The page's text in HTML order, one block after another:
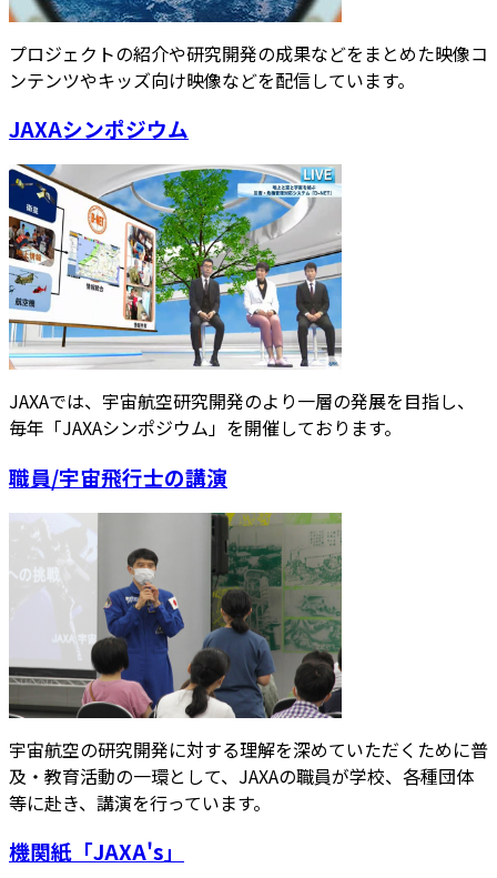
プロジェクトの紹介や研究開発の成果などをまとめた映像コ
ンテンツやキッズ向け映像などを配信しています。
JAXAシンポジウム
JAXAでは、宇宙航空研究開発のより一層の発展を目指し、
毎年「JAXAシンポジウム」を開催しております。
職員/宇宙飛行士の講演
宇宙航空の研究開発に対する理解を深めていただくために普
及・教育活動の一環として、JAXAの職員が学校、各種団体
等に赴き、講演を行っています。
機関紙「JAXA's」